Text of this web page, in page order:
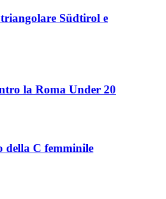
Südtirol e
la Roma Under 20
della C femminile